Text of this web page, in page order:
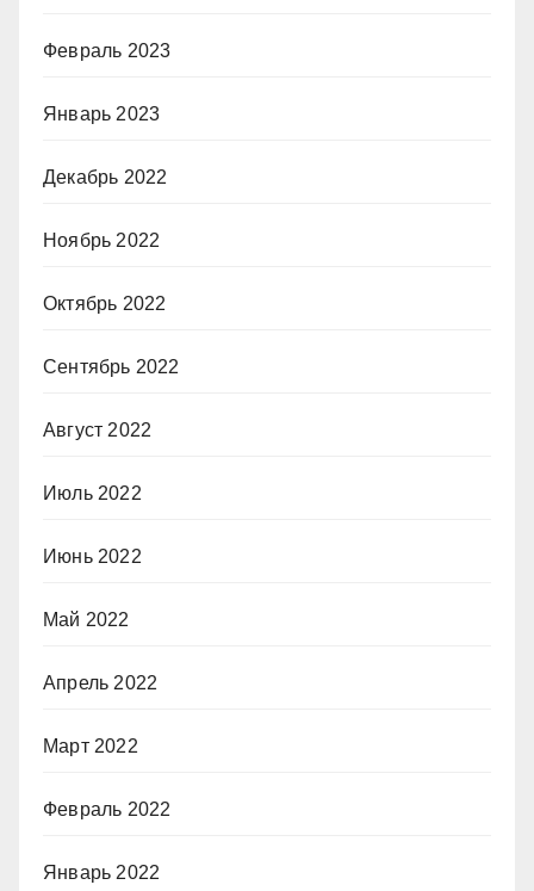
Февраль 2023
Январь 2023
Декабрь 2022
Ноябрь 2022
Октябрь 2022
Сентябрь 2022
Август 2022
Июль 2022
Июнь 2022
Май 2022
Апрель 2022
Март 2022
Февраль 2022
Январь 2022